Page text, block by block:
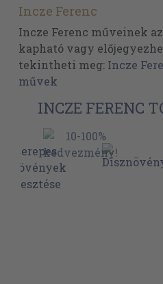
Incze Ferenc
Incze Ferenc műveinek
kapható vagy
tekintheti meg: Incze
művek
INCZE FERENC